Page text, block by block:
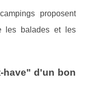
proposent
les balades et les
have" d'un bon